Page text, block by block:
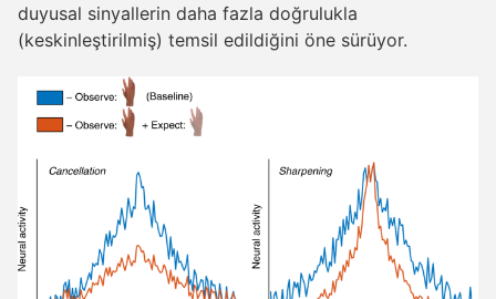
duyusal sinyallerin daha fazla doğrulukla
(keskinleştirilmiş) temsil edildiğini öne sürüyor.